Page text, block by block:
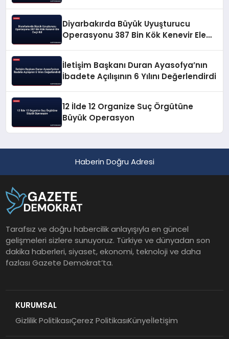
Diyarbakırda Büyük Uyuşturucu
Operasyonu 387 Bin Kök Kenevir Ele
İletişim Başkanı Duran Ayasofya’nın
İbadete Açılışının 6 Yılını Değerlendirdi
12 İlde 12 Organize Suç Örgütüne
Büyük Operasyon
Haberin Doğru Adresi
Tarafsız ve doğru habercilik anlayışıyla en güncel
gelişmeleri sizlere sunuyoruz. Türkiye ve dünyadan son
dakika haberleri, siyaset, ekonomi, teknoloji ve daha
fazlası Gazete Demokrat’ta.
KURUMSAL
Gizlilik PolitikasıÇerez PolitikasıKünyeİletişim